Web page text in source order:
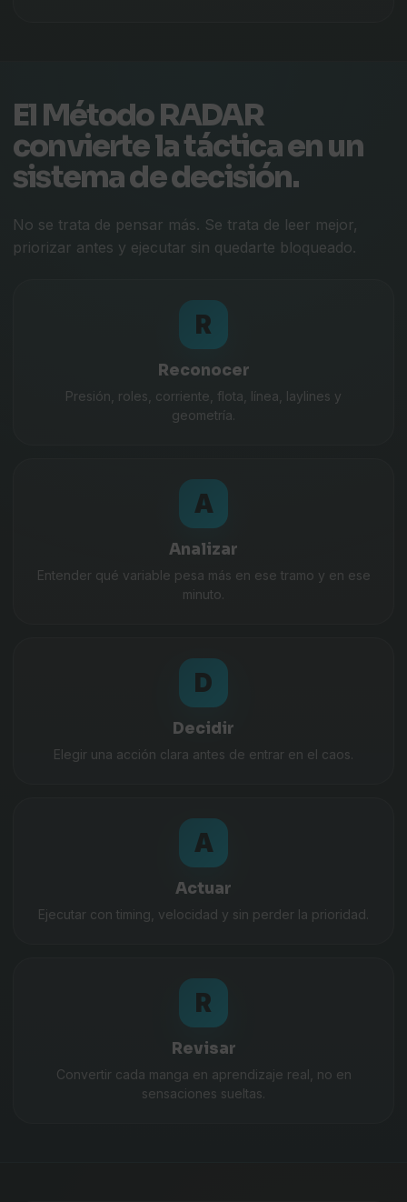
El Método RADAR
convierte la táctica en un
sistema de decisión.
No se trata de pensar más. Se trata de leer mejor,
priorizar antes y ejecutar sin quedarte bloqueado.
R
Reconocer
Presión, roles, corriente, flota, línea, laylines y
geometría.
A
Analizar
Entender qué variable pesa más en ese tramo y en ese
minuto.
D
Decidir
Elegir una acción clara antes de entrar en el caos.
A
Actuar
Ejecutar con timing, velocidad y sin perder la prioridad.
R
Revisar
Convertir cada manga en aprendizaje real, no en
sensaciones sueltas.